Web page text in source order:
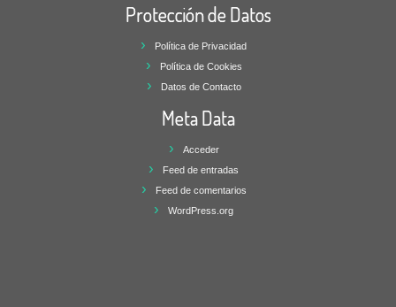
Protección de Datos
Política de Privacidad
Política de Cookies
Datos de Contacto
Meta Data
Acceder
Feed de entradas
Feed de comentarios
WordPress.org